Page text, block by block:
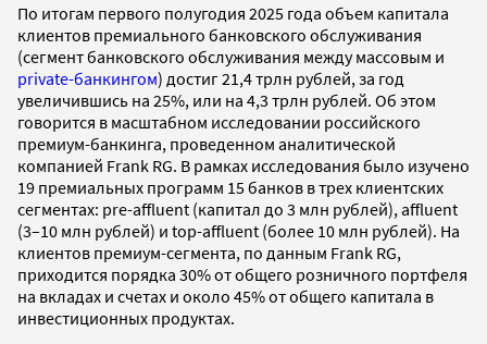
По итогам первого полугодия 2025 года объем капитала
клиентов премиального банковского обслуживания
(сегмент банковского обслуживания между массовым и
private-банкингом) достиг 21,4 трлн рублей, за год
увеличившись на 25%, или на 4,3 трлн рублей. Об этом
говорится в масштабном исследовании российского
премиум-банкинга, проведенном аналитической
компанией Frank RG. В рамках исследования было изучено
19 премиальных программ 15 банков в трех клиентских
сегментах: pre-affluent (капитал до 3 млн рублей), affluent
(3–10 млн рублей) и top-affluent (более 10 млн рублей). На
клиентов премиум-сегмента, по данным Frank RG,
приходится порядка 30% от общего розничного портфеля
на вкладах и счетах и около 45% от общего капитала в
инвестиционных продуктах.